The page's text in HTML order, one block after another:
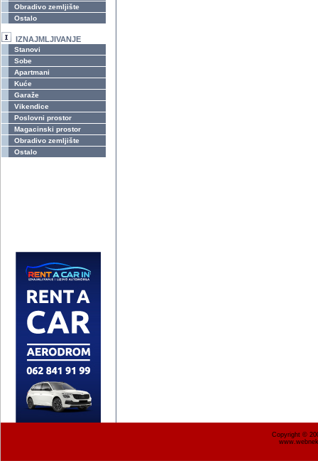
Obradivo zemljište
Ostalo
IZNAJMLJIVANJE
Stanovi
Sobe
Apartmani
Kuće
Garaže
Vikendice
Poslovni prostor
Magacinski prostor
Obradivo zemljište
Ostalo
Copyright ©